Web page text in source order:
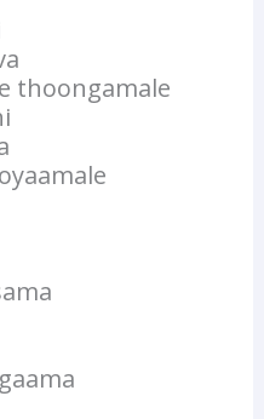
thoongamale